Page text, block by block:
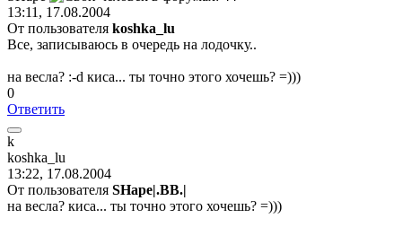
13:11, 17.08.2004
От пользователя koshka_lu
Все, записываюсь в очередь на лодочку..
на весла? :-d киса... ты точно этого хочешь? =)))
0
Ответить
k
koshka_lu
13:22, 17.08.2004
От пользователя SHape|.BB.|
на весла? киса... ты точно этого хочешь? =)))